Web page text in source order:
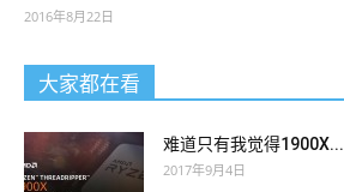
2016年8月22日
大家都在看
难道只有我觉得1900X...
2017年9月4日